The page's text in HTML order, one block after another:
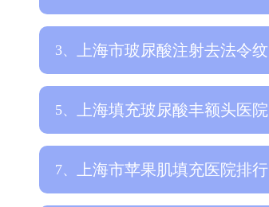
哪个靠谱，填
3、 上海市玻尿酸注射去法令纹
医院排行榜，
5、 上海填充玻尿酸丰额头医院
哪里比较好，
7、 上海市苹果肌填充医院排行